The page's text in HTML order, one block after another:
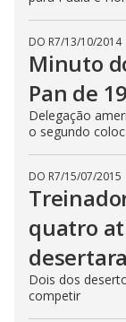
DO R7/13/10/2014
Minuto
Pan de
Delegação
o segundo
DO R7/15/07/2015
quatro
Dois dos
competir